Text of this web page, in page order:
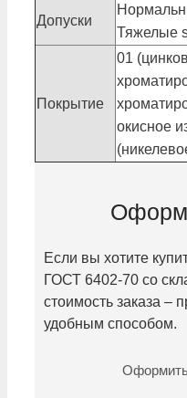
Допуски
Тяжелые
Покрытие
01
окисное
Если вы хотите
ГОСТ 6402-70 со
стоимость заказа –
удобным способом.
Оформить